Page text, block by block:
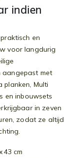
indien
en
voor langdurig
aangepast met
planken, Multi
en inbouwsets
in zeven
zodat ze altijd
43 cm